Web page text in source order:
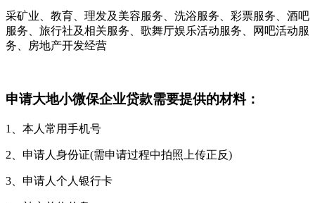
采矿业、教育、理发及美容服务、洗浴服务、彩票服务、酒吧
服务、旅行社及相关服务、歌舞厅娱乐活动服务、网吧活动服
务、房地产开发经营
申请大地小微保企业贷款需要提供的材料：
1、本人常用手机号
2、申请人身份证(需申请过程中拍照上传正反)
3、申请人个人银行卡